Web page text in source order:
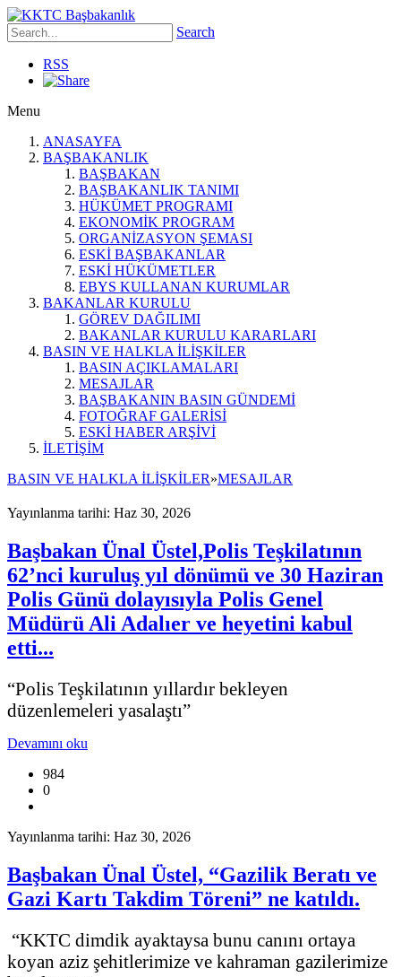
Search
RSS
Menu
ANASAYFA
BAŞBAKANLIK
BAŞBAKAN
BAŞBAKANLIK TANIMI
HÜKÜMET PROGRAMI
EKONOMİK PROGRAM
ORGANİZASYON ŞEMASI
ESKİ BAŞBAKANLAR
ESKİ HÜKÜMETLER
EBYS KULLANAN KURUMLAR
BAKANLAR KURULU
GÖREV DAĞILIMI
BAKANLAR KURULU KARARLARI
BASIN VE HALKLA İLİŞKİLER
BASIN AÇIKLAMALARI
MESAJLAR
BAŞBAKANIN BASIN GÜNDEMİ
FOTOĞRAF GALERİSİ
ESKİ HABER ARŞİVİ
İLETİŞİM
BASIN VE HALKLA İLİŞKİLER»MESAJLAR
Yayınlanma tarihi: Haz 30, 2026
Başbakan Ünal Üstel,Polis Teşkilatının
62’nci kuruluş yıl dönümü ve 30 Haziran
Polis Günü dolayısıyla Polis Genel
Müdürü Ali Adalıer ve heyetini kabul
etti...
“Polis Teşkilatının yıllardır bekleyen
düzenlemeleri yasalaştı”
Devamını oku
984
0
Yayınlanma tarihi: Haz 30, 2026
Başbakan Ünal Üstel, “Gazilik Beratı ve
Gazi Kartı Takdim Töreni” ne katıldı.
“KKTC dimdik ayaktaysa bunu canını ortaya
koyan aziz şehitlerimize ve kahraman gazilerimize